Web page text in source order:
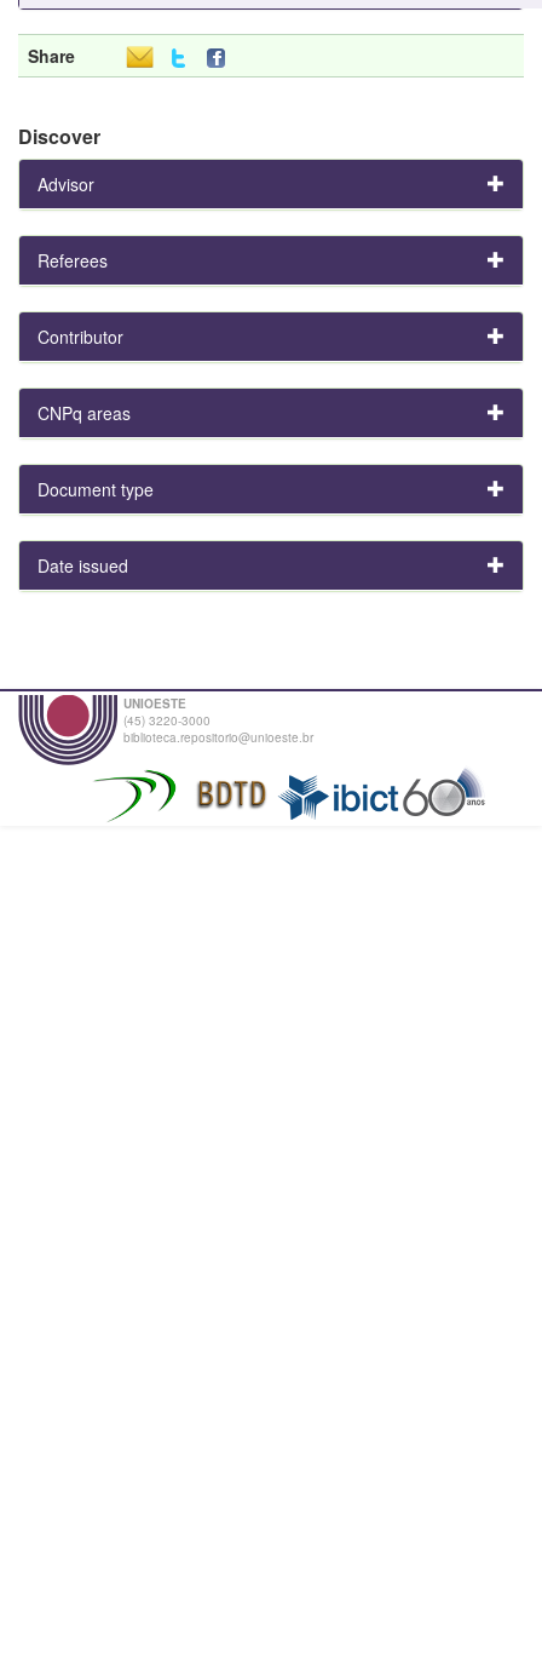
Share
Discover
Advisor
Referees
Contributor
CNPq areas
Document type
Date issued
UNIOESTE
(45) 3220-3000
biblioteca.repositorio@unioeste.br